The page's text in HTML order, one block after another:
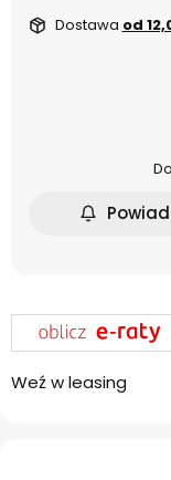
Dostawa od
Weź w leasing